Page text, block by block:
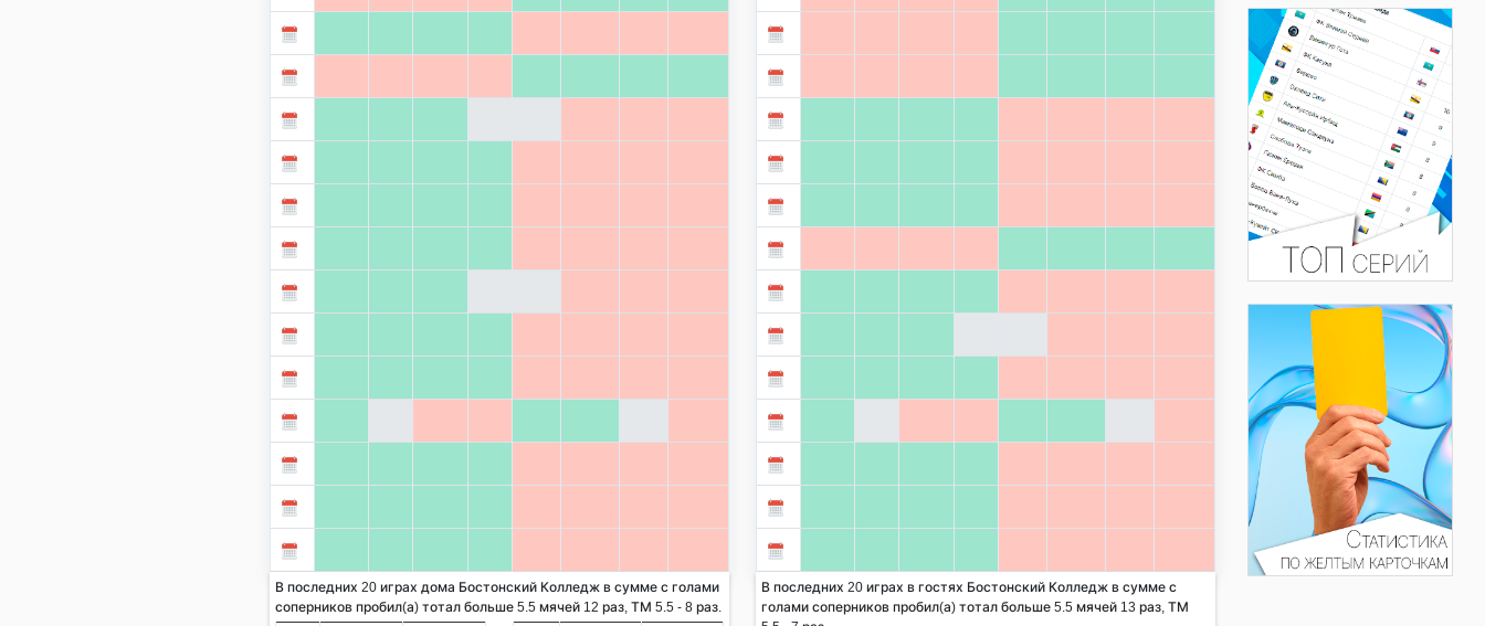
В последних 20 играх дома Бостонский Колледж в сумме с голами
соперников пробил(а) тотал больше 5.5 мячей 12 раз, ТМ 5.5 - 8 раз.
В последних 20 играх в гостях Бостонский Колледж в сумме с
голами соперников пробил(а) тотал больше 5.5 мячей 13 раз, ТМ